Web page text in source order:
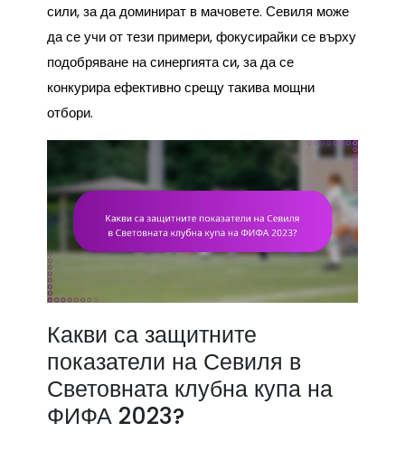
сили, за да доминират в мачовете. Севиля може
да се учи от тези примери, фокусирайки се върху
подобряване на синергията си, за да се
конкурира ефективно срещу такива мощни
отбори.
Какви са защитните
показатели на Севиля в
Световната клубна купа на
ФИФА 2023?